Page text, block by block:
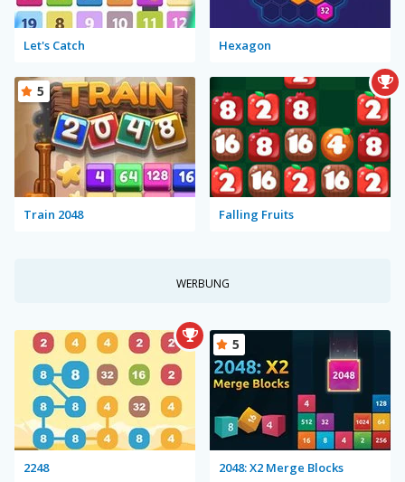
Let's Catch Hexagon
Train 2048
5
Falling Fruits
WERBUNG
2248 2048: X2 Merge Blocks
5